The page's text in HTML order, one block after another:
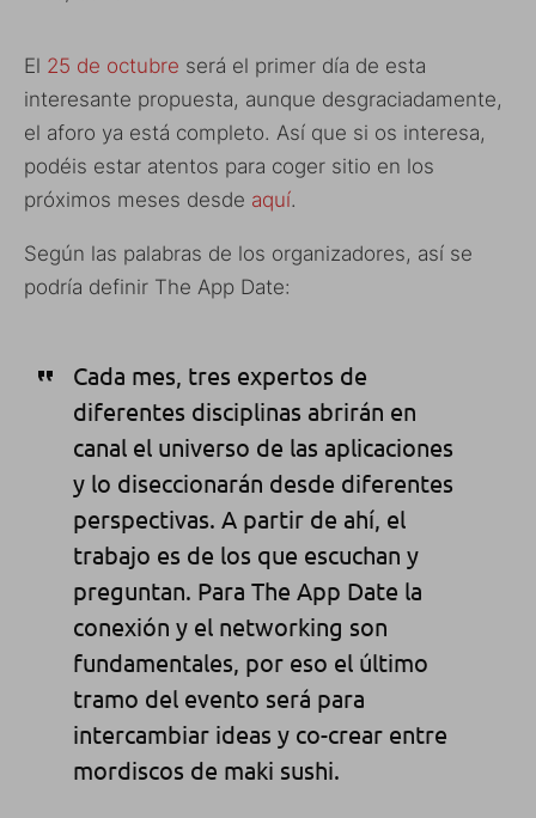
El 25 de octubre será el primer día de esta
interesante propuesta, aunque desgraciadamente,
el aforo ya está completo. Así que si os interesa,
podéis estar atentos para coger sitio en los
próximos meses desde aquí.
Según las palabras de los organizadores, así se
podría definir The App Date:
Cada mes, tres expertos de
diferentes disciplinas abrirán en
canal el universo de las aplicaciones
y lo diseccionarán desde diferentes
perspectivas. A partir de ahí, el
trabajo es de los que escuchan y
preguntan. Para The App Date la
conexión y el networking son
fundamentales, por eso el último
tramo del evento será para
intercambiar ideas y co-crear entre
mordiscos de maki sushi.